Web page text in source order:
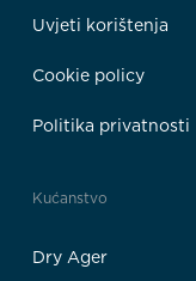
Uvjeti korištenja
Cookie policy
Politika privatnosti
Kućanstvo
Dry Ager